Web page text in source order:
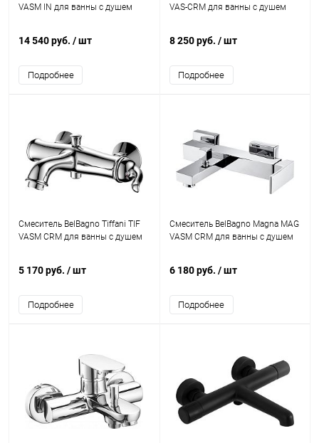
VASM IN для ванны с душем
14 540 руб. / шт
Подробнее
VAS-CRM для ванны с душем
8 250 руб. / шт
Подробнее
Смеситель BelBagno Tiffani TIF
VASM CRM для ванны с душем
5 170 руб. / шт
Подробнее
Смеситель BelBagno Magna MAG
VASM CRM для ванны с душем
6 180 руб. / шт
Подробнее